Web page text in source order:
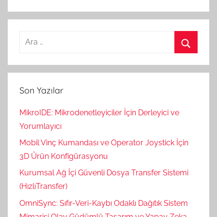
Arama:
Son Yazılar
MikroIDE: Mikrodenetleyiciler İçin Derleyici ve
Yorumlayıcı
Mobil Vinç Kumandası ve Operator Joystick İçin
3D Ürün Konfigürasyonu
Kurumsal Ağ İçi Güvenli Dosya Transfer Sistemi
(HızlıTransfer)
OmniSync: Sıfır-Veri-Kaybı Odaklı Dağıtık Sistem